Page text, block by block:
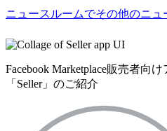
ニュースルームでその他のニュ
Facebook Marketplace販売者向け
「Seller」のご紹介